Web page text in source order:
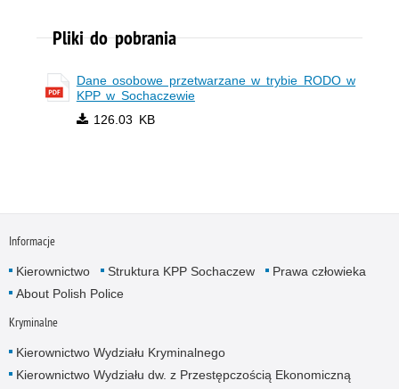
Pliki do pobrania
Dane osobowe przetwarzane w trybie RODO w
KPP w Sochaczewie
126.03 KB
Informacje
Kierownictwo Struktura KPP Sochaczew
Prawa człowieka
About Polish Police
Kryminalne
Kierownictwo Wydziału Kryminalnego
Kierownictwo Wydziału dw. z Przestępczością Ekonomiczną